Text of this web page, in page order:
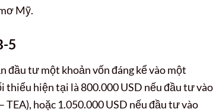
Mỹ.
5
đầu tư một khoản vốn đáng kể vào một
hiện tại là 800.000 USD nếu đầu tư vào
hoặc 1.050.000 USD nếu đầu tư vào